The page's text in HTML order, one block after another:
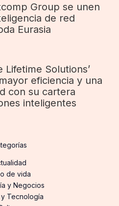
Group se unen
de red
Eurasia
Lifetime Solutions’
eficiencia y una
con su cartera
inteligentes
de vida
y Negocios
Tecnología